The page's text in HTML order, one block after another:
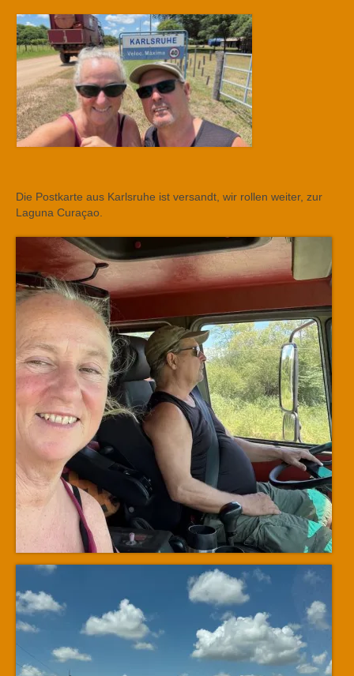
Die Postkarte aus Karlsruhe ist versandt, wir rollen weiter, zur
Laguna Curaçao.